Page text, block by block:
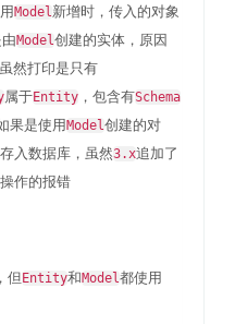
Model新增时，传入的对象
Model创建的实体，原因
虽然打印是只有
属于Entity ，包含有Schema
果是使用Model创建的对
入数据库，虽然3.x追加了
作的报错
但 Entity和Model都使用